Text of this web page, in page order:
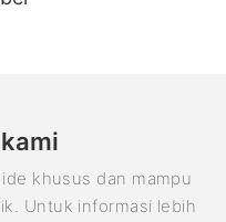
khusus dan mampu
Untuk informasi lebih